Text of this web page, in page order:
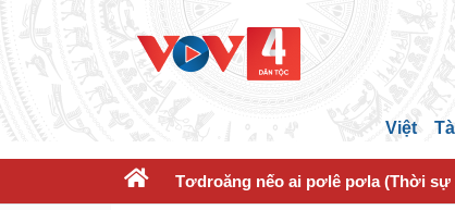
Việt
Tơdroăng nếo ai pơlê pơla (Thời sự